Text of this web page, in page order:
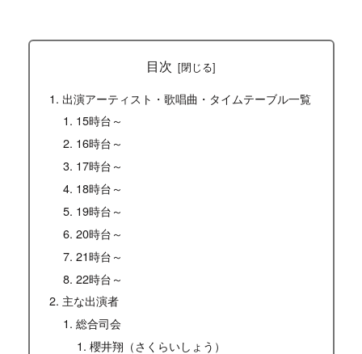
目次
出演アーティスト・歌唱曲・タイムテーブル一覧
15時台～
16時台～
17時台～
18時台～
19時台～
20時台～
21時台～
22時台～
主な出演者
総合司会
櫻井翔（さくらいしょう）